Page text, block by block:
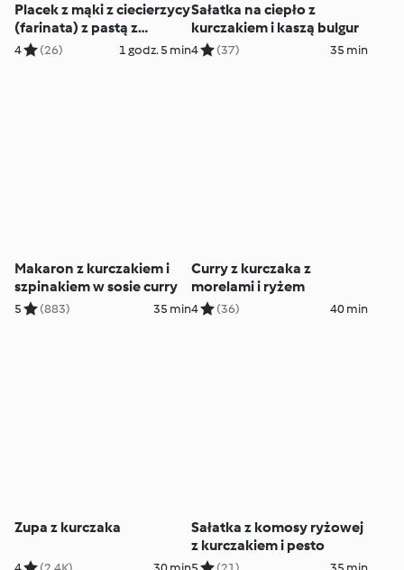
Placek z mąki z ciecierzycy
(farinata) z pastą z
tuńczyka
4 (26) 1 godz. 5 min
Sałatka na ciepło z
kurczakiem i kaszą bulgur
4 (37) 35 min
Makaron z kurczakiem i
szpinakiem w sosie curry
5 (883) 35 min
Curry z kurczaka z
morelami i ryżem
4 (36) 40 min
Zupa z kurczaka
Sałatka z komosy ryżowej
z kurczakiem i pesto